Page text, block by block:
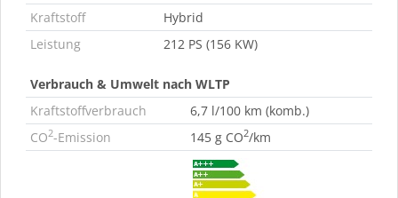
Kraftstoff
Hybrid
Leistung
212 PS (156 KW)
Verbrauch & Umwelt nach WLTP
Kraftstoffverbrauch
6,7 l/100 km (komb.)
CO2-Emission 145 g CO2/km